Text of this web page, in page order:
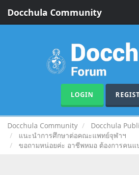
Docchula Community
LOGIN
Docchula Community
Docchula
แนะนำการศึกษาต่อคณะแพทย์จุฬาฯ
ขอถามหน่อยค่ะ อาชีพหมอ ต้องการคนแ